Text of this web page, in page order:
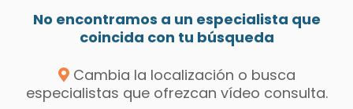
No encontramos a un especialista que
coincida con tu búsqueda
Cambia la localización o busca
especialistas que ofrezcan vídeo consulta.